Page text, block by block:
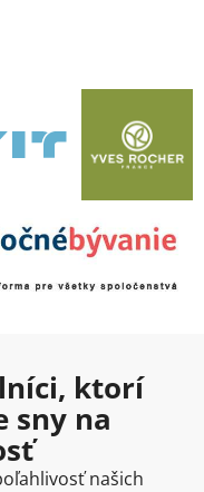
ktorí
sny na
našich